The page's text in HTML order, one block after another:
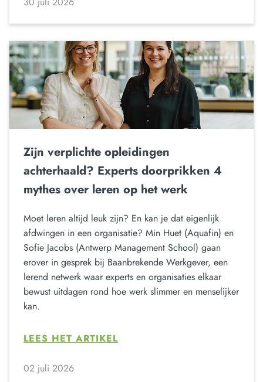
Zijn verplichte opleidingen
achterhaald? Experts doorprikken 4
mythes over leren op het werk
Moet leren altijd leuk zijn? En kan je dat eigenlijk
afdwingen in een organisatie? Min Huet (Aquafin) en
Sofie Jacobs (Antwerp Management School) gaan
erover in gesprek bij Baanbrekende Werkgever, een
lerend netwerk waar experts en organisaties elkaar
bewust uitdagen rond hoe werk slimmer en menselijker
kan.
LEES HET ARTIKEL
02 juli 2026